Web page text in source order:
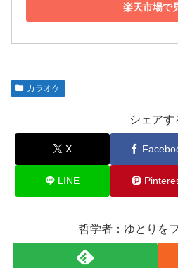
楽天市場で
カラオケ
シェアす
X
LINE
哲学者：ゆとりを